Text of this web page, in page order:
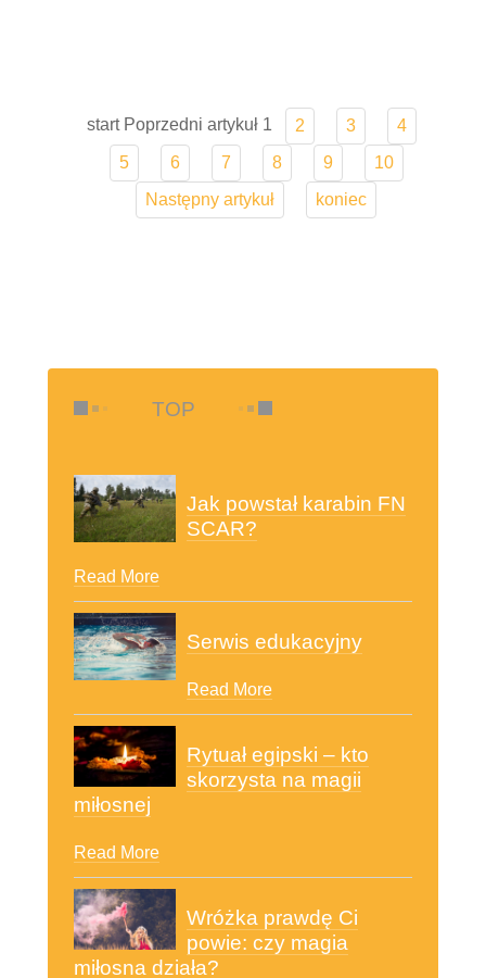
TOP
Jak powstał karabin FN
Serwis edukacyjny
Read More
skorzysta na magii
miłosnej
Read More
Wróżka prawdę Ci
miłosna działa?
Read More
Read More
Rzęsy mink, czy silk –
które wybrać?